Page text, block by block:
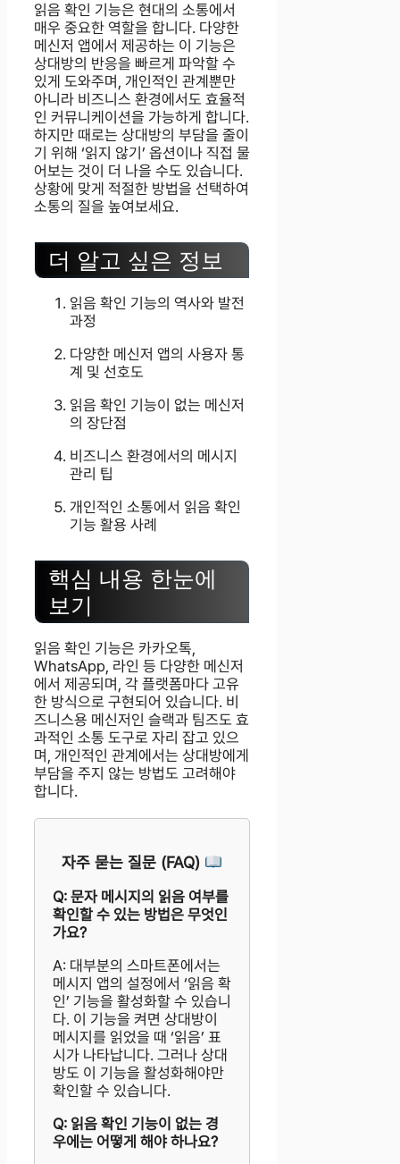
읽음 확인 기능은 현대의 소통에서
매우 중요한 역할을 합니다. 다양한
메신저 앱에서 제공하는 이 기능은
상대방의 반응을 빠르게 파악할 수
있게 도와주며, 개인적인 관계뿐만
아니라 비즈니스 환경에서도 효율적
인 커뮤니케이션을 가능하게 합니다.
하지만 때로는 상대방의 부담을 줄이
기 위해 ‘읽지 않기’ 옵션이나 직접 물
어보는 것이 더 나을 수도 있습니다.
상황에 맞게 적절한 방법을 선택하여
소통의 질을 높여보세요.
더 알고 싶은 정보
읽음 확인 기능의 역사와 발전
과정
다양한 메신저 앱의 사용자 통
계 및 선호도
읽음 확인 기능이 없는 메신저
의 장단점
비즈니스 환경에서의 메시지
관리 팁
개인적인 소통에서 읽음 확인
기능 활용 사례
핵심 내용 한눈에
보기
읽음 확인 기능은 카카오톡,
WhatsApp, 라인 등 다양한 메신저
에서 제공되며, 각 플랫폼마다 고유
한 방식으로 구현되어 있습니다. 비
즈니스용 메신저인 슬랙과 팀즈도 효
과적인 소통 도구로 자리 잡고 있으
며, 개인적인 관계에서는 상대방에게
부담을 주지 않는 방법도 고려해야
합니다.
자주 묻는 질문 (FAQ)
Q: 문자 메시지의 읽음 여부를
확인할 수 있는 방법은 무엇인
가요?
A: 대부분의 스마트폰에서는
메시지 앱의 설정에서 ‘읽음 확
인’ 기능을 활성화할 수 있습니
다. 이 기능을 켜면 상대방이
메시지를 읽었을 때 ‘읽음’ 표
시가 나타납니다. 그러나 상대
방도 이 기능을 활성화해야만
확인할 수 있습니다.
Q: 읽음 확인 기능이 없는 경
우에는 어떻게 해야 하나요?